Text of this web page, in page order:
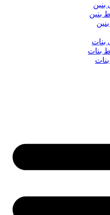
بنين
بنين
بنات
بنات